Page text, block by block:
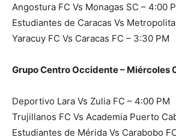
Angostura FC Vs Monagas SC – 4:00
Estudiantes de Caracas Vs
Yaracuy FC Vs Caracas FC – 3:30 PM
Grupo Centro Occidente – Miércoles
Deportivo Lara Vs Zulia FC – 4:00 PM
Trujillanos FC Vs Academia Puerto
Estudiantes de Mérida Vs Carabobo